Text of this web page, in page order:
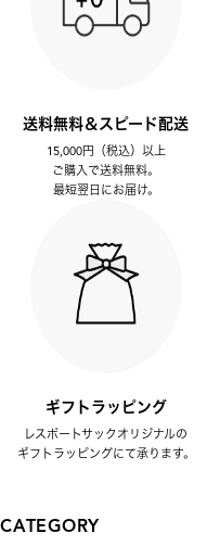
送料無料＆スピード配送
15,000円（税込）以上
ご購入で送料無料。
最短翌日にお届け。
ギフトラッピング
レスポートサックオリジナルの
ギフトラッピングにて承ります。
CATEGORY